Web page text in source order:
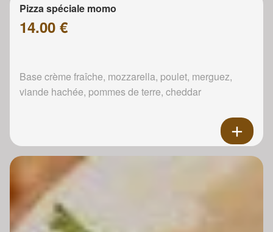
Pizza spéciale momo
14.00 €
Base crème fraîche, mozzarella, poulet, merguez,
viande hachée, pommes de terre, cheddar